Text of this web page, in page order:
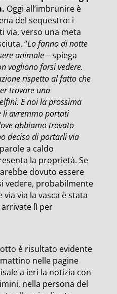
Oggi all’imbrunire è
del sequestro: i
via, verso una meta
“Lo fanno di notte
animale– spiega
vogliono farsi vedere.
rispetto al fatto che
trovare una
E noi la prossima
li avremmo portati
abbiamo trovato
deciso di portarli via
a caldo
la proprietà. Se
dovuto essere
vedere, probabilmente
via la vasca è stata
lì per
è risultato evidente
nelle pagine
a ieri la notizia con
nella persona del